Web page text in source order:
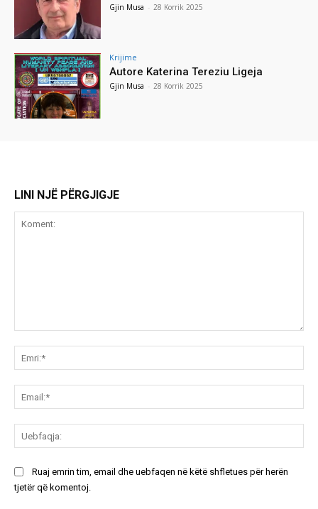
Gjin Musa - 28 Korrik 2025
Krijime
Autore Katerina Tereziu Ligeja
Gjin Musa - 28 Korrik 2025
LINI NJË PËRGJIGJE
Ruaj emrin tim, email dhe uebfaqen në këtë shfletues për herën
tjetër që komentoj.